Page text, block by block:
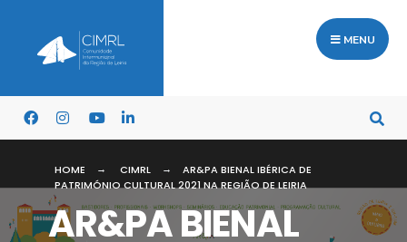
MENU
HOME CIMRL
AR&PA BIENAL IBÉRICA DE
PATRIMÓNIO CULTURAL 2021 NA REGIÃO DE LEIRIA
AR&PA BIENAL